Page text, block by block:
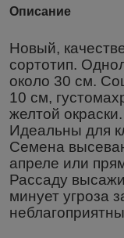
Описание
Новый,
сортотип.
около 30 см.
10 см,
желтой
Идеальны для
Семена
апреле или
Рассаду
минует угроза